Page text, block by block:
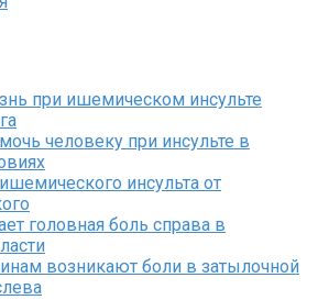
при ишемическом инсульте
человеку при инсульте в
инсульта от
головная боль справа в
возникают боли в затылочной